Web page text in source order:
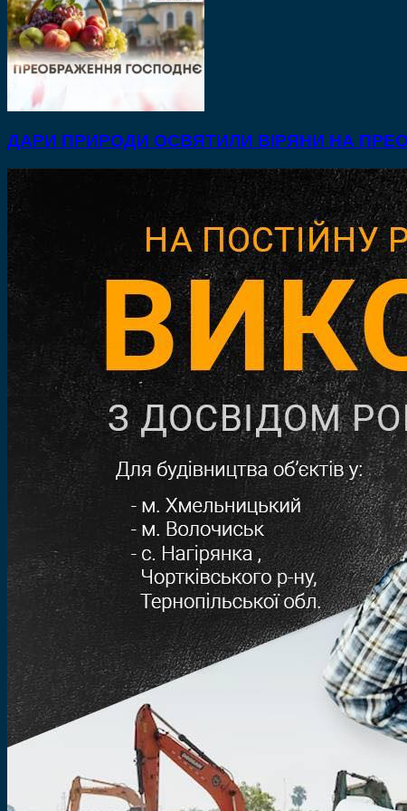
ДАРИ ПРИРОДИ ОСВЯТИЛИ ВІРЯНИ НА